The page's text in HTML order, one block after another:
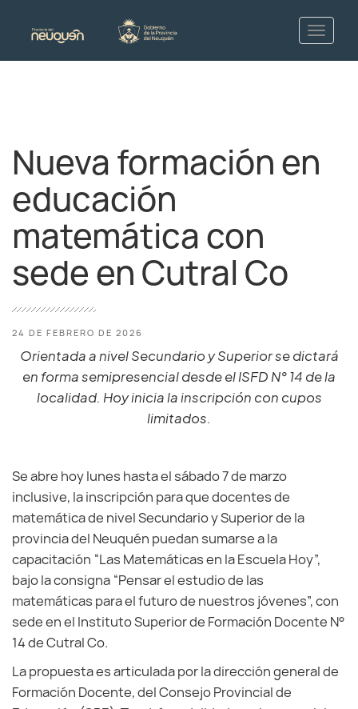
Nueva formación en
educación
matemática con
sede en Cutral Co
24 DE FEBRERO DE 2026
Orientada a nivel Secundario y Superior se dictará
en forma semipresencial desde el ISFD N° 14 de la
localidad. Hoy inicia la inscripción con cupos
limitados.
Se abre hoy lunes hasta el sábado 7 de marzo
inclusive, la inscripción para que docentes de
matemática de nivel Secundario y Superior de la
provincia del Neuquén puedan sumarse a la
capacitación “Las Matemáticas en la Escuela Hoy”,
bajo la consigna “Pensar el estudio de las
matemáticas para el futuro de nuestros jóvenes”, con
sede en el Instituto Superior de Formación Docente N°
14 de Cutral Co.
La propuesta es articulada por la dirección general de
Formación Docente, del Consejo Provincial de